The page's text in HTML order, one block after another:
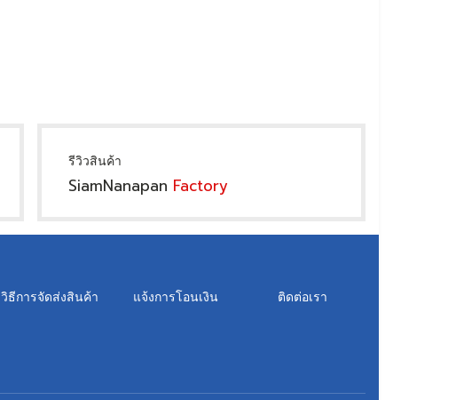
รีวิวสินค้า
SiamNanapan Factory
วิธีการจัดส่งสินค้า แจ้งการโอนเงิน ติดต่อเรา